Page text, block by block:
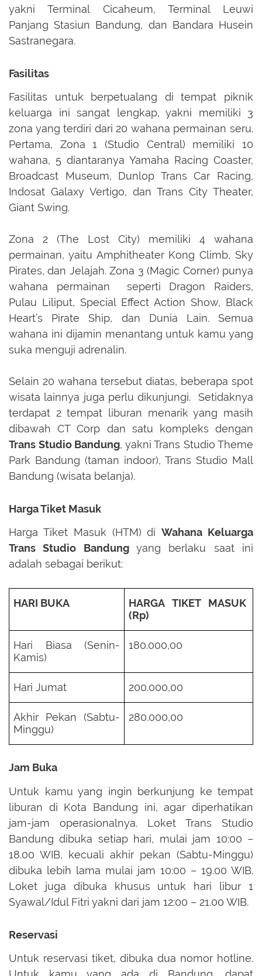
yakni Terminal Cicaheum, Terminal Leuwi
Panjang Stasiun Bandung, dan Bandara Husein
Sastranegara.
Fasilitas
Fasilitas untuk berpetualang di tempat piknik
keluarga ini sangat lengkap, yakni memiliki 3
zona yang terdiri dari 20 wahana permainan seru.
Pertama, Zona 1 (Studio Central) memiliki 10
wahana, 5 diantaranya Yamaha Racing Coaster,
Broadcast Museum, Dunlop Trans Car Racing,
Indosat Galaxy Vertigo, dan Trans City Theater,
Giant Swing.
Zona 2 (The Lost City) memiliki 4 wahana
permainan, yaitu Amphitheater Kong Climb, Sky
Pirates, dan Jelajah. Zona 3 (Magic Corner) punya
wahana permainan seperti Dragon Raiders,
Pulau Liliput, Special Effect Action Show, Black
Heart’s Pirate Ship, dan Dunia Lain. Semua
wahana ini dijamin menantang untuk kamu yang
suka menguji adrenalin.
Selain 20 wahana tersebut diatas, beberapa spot
wisata lainnya juga perlu dikunjungi. Setidaknya
terdapat 2 tempat liburan menarik yang masih
dibawah CT Corp dan satu kompleks dengan
Trans Studio Bandung, yakni Trans Studio Theme
Park Bandung (taman indoor), Trans Studio Mall
Bandung (wisata belanja).
Harga Tiket Masuk
Harga Tiket Masuk (HTM) diWahana Keluarga
Trans Studio Bandungyang berlaku saat ini
adalah sebagai berikut:
HARI BUKA
HARGA TIKET MASUK
(Rp)
Hari Biasa (Senin-
Kamis)
180.000,00
Hari Jumat 200.000,00
Akhir Pekan (Sabtu-
Minggu)
280.000,00
Jam Buka
Untuk kamu yang ingin berkunjung ke tempat
liburan di Kota Bandung ini, agar diperhatikan
jam-jam operasionalnya. Loket Trans Studio
Bandung dibuka setiap hari, mulai jam 10:00 –
18.00 WIB, kecuali akhir pekan (Sabtu-Minggu)
dibuka lebih lama mulai jam 10:00 – 19.00 WIB.
Loket juga dibuka khusus untuk hari libur 1
Syawal/Idul Fitri yakni dari jam 12:00 – 21.00 WIB.
Reservasi
Untuk reservasi tiket, dibuka dua nomor hotline.